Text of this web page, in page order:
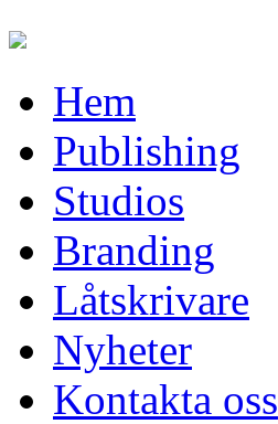
Hem
Publishing
Studios
Branding
Låtskrivare
Nyheter
Kontakta oss